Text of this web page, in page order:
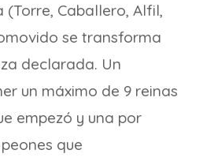
(Torre, Caballero, Alfil,
se transforma
declarada. Un
un máximo de 9 reinas
empezó y una por
que